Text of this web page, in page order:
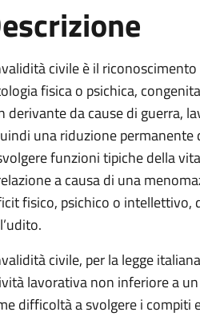
civile è il
fisica o psichica,
derivante da cause di guerra,
una riduzione permanente
funzioni tipiche della
a causa di una
fisico, psichico o intellettivo,
civile, per la legge
lavorativa non inferiore a
difficoltà a svolgere i compiti